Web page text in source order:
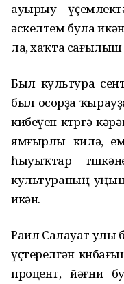
ауырыу
әскелтем була
ла, хаҡта сағылыш
Был культура
был осорҙа
кибеүен көтөргә
ямғырлы килә,
һыуыҡтар
культураның
икән.
Раил Салауат улы
үҫтерелгән
процент, йәғни